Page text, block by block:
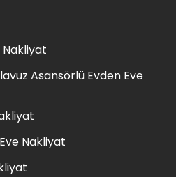
Nakliyat
Asansörlü Evden Eve
Nakliyat